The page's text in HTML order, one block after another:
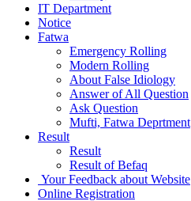
IT Department
Notice
Fatwa
Emergency Rolling
Modern Rolling
About False Idiology
Answer of All Question
Ask Question
Mufti, Fatwa Deprtment
Result
Result
Result of Befaq
Your Feedback about Website
Online Registration